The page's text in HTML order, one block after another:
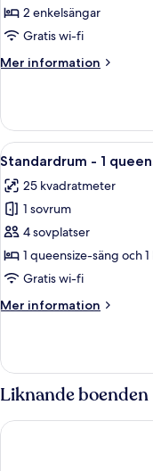
tvåbäddsrum
-
enkelsängar
2 enkelsängar
Gratis wi-fi
Mer information
Mer
tvåbäddsrum
2
Öppna
alla
foton
för
Standardrum
-
1
säng
10
Standardrum - 1
25 kvadratmeter
1 sovrum
4 sovplatser
1 queensize-säng och
Gratis wi-fi
Mer information
Mer
-
1
queensize-
säng
med
Liknande boenden
Maritim Hotel Köln